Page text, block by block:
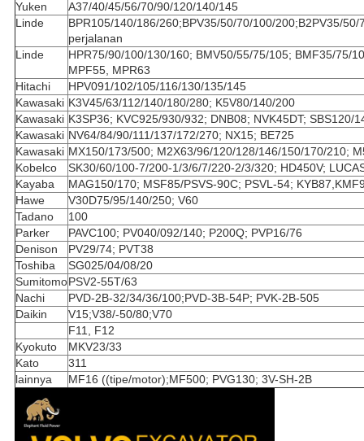
Yuken
A37/40/45/56/70/90/120/140/145
Linde
BPR105/140/186/260;BPV35/50/70/100/200;B2PV35/50/
perjalanan
Linde
HPR75/90/100/130/160; BMV50/55/75/105; BMF35/75/
MPF55, MPR63
Hitachi
HPV091/102/105/116/130/135/145
Kawasaki K3V45/63/112/140/180/280; K5V80/140/200
Kawasaki K3SP36; KVC925/930/932; DNB08; NVK45DT; SBS120/
Kawasaki NV64/84/90/111/137/172/270; NX15; BE725
Kawasaki MX150/173/500; M2X63/96/120/128/146/150/170/210;
Kobelco
SK30/60/100-7/200-1/3/6/7/220-2/3/320; HD450V;
Kayaba
MAG150/170; MSF85/PSVS-90C; PSVL-54;
Hawe
V30D75/95/140/250; V60
Tadano
100
Parker
PAVC100; PV040/092/140; P200Q; PVP16/76
Denison
PV29/74; PVT38
Toshiba
SG025/04/08/20
SumitomoPSV2-55T/63
Nachi
PVD-2B-32/34/36/100;PVD-3B-54P; PVK-2B-505
Daikin
V15;V38/-50/80;V70
F11, F12
Kyokuto
MKV23/33
Kato
311
lainnya
MF16 ((tipe/motor);MF500; PVG130; 3V-SH-2B